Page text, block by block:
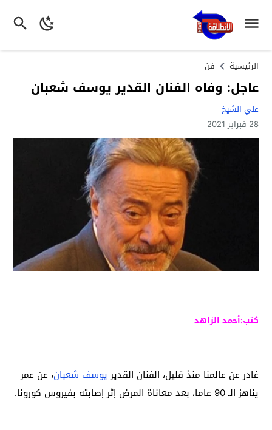
الرئيسية فن
عاجل: وفاه الفنان القدير يوسف شعبان
علي الشيخ
28 فبراير 2021
كتب:أحمد الزاهد
غادر عن عالمنا منذ قليل، الفنان القديريوسف شعبان، عن عمر
يناهز الـ 90 عاما، بعد معاناة المرض إثر إصابته بفيروس كورونا.